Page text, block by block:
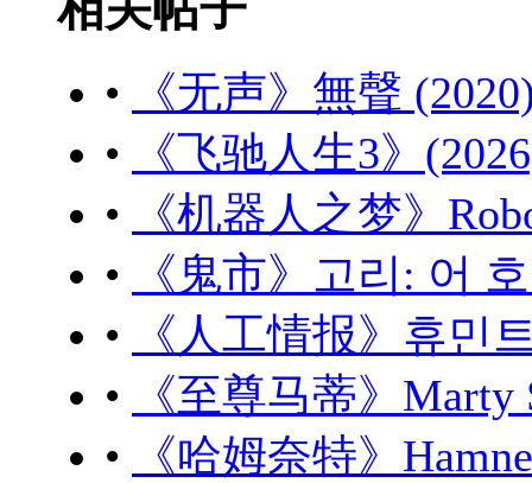
•
《无声》無聲
•
《飞驰人生3》
•
《机器人之梦》
•
《鬼市》고리: 어
•
《人工情报》휴민
•
《至尊马蒂》
•
《哈姆奈特》